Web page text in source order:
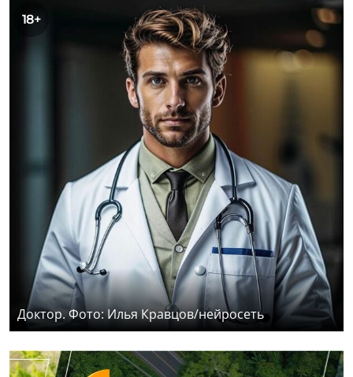
18+
Доктор. Фото: Илья Кравцов/нейросеть